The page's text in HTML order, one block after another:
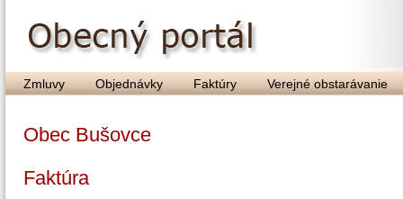
Zmluvy Objednávky Faktúry Verejné obstarávanie
Obec Bušovce
Faktúra